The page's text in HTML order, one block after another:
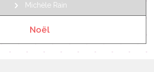
Michèle Rain
Noël